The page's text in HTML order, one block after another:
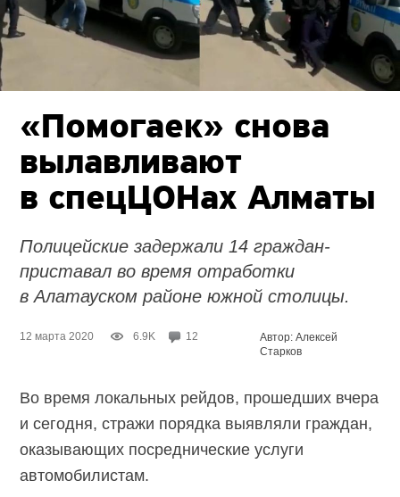
«Помогаек» снова
вылавливают
в спецЦОНах Алматы
Полицейские задержали 14 граждан-
приставал во время отработки
в Алатауском районе южной столицы.
12 марта 2020 6.9K 12
Автор: Алексей
Старков
Во время локальных рейдов, прошедших вчера
и сегодня, стражи порядка выявляли граждан,
оказывающих посреднические услуги
автомобилистам.